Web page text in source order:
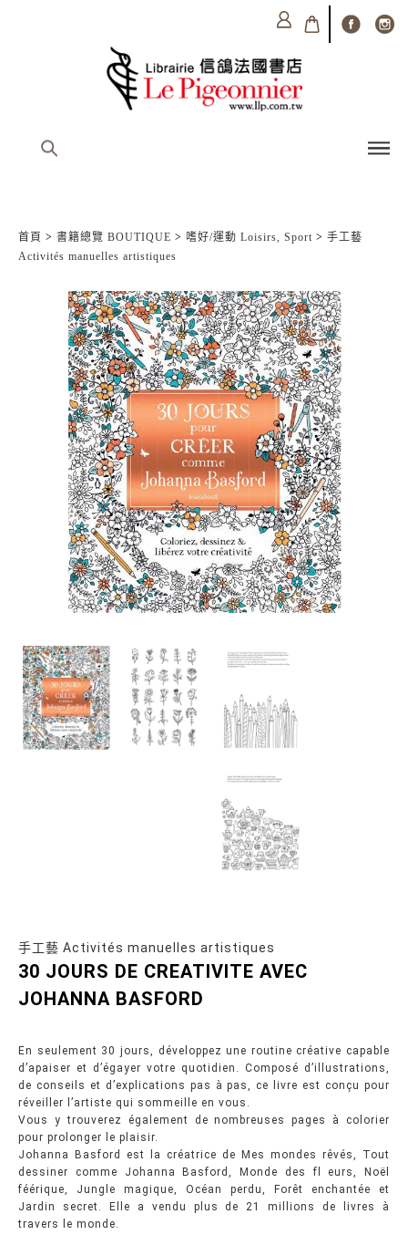
首頁 > 書籍總覽 BOUTIQUE > 嗜好/運動 Loisirs, Sport > 手工藝
Activités manuelles artistiques
手工藝 Activités manuelles artistiques
30 JOURS DE CREATIVITE AVEC
JOHANNA BASFORD
En seulement 30 jours, développez une routine créative capable
d’apaiser et d’égayer votre quotidien. Composé d’illustrations,
de conseils et d’explications pas à pas, ce livre est conçu pour
réveiller l’artiste qui sommeille en vous.
Vous y trouverez également de nombreuses pages à colorier
pour prolonger le plaisir.
Johanna Basford est la créatrice de Mes mondes rêvés, Tout
dessiner comme Johanna Basford, Monde des fl eurs, Noël
féérique, Jungle magique, Océan perdu, Forêt enchantée et
Jardin secret. Elle a vendu plus de 21 millions de livres à
travers le monde.